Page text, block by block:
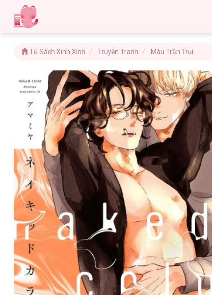
Tủ Sách Xinh Xinh Truyện Tranh Màu Trần Trụi